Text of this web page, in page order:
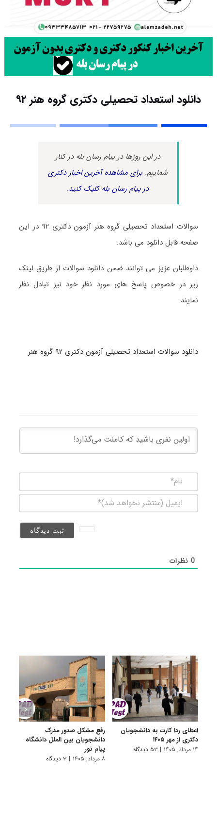
دانلود استعداد تحصیلی دکتری گروه هنر ۹۲
در این روزها در پیام رسان بله در کنار
شماییم.برای مشاهده آخرین اخبار دکتری
در پیام رسان بله کلیک کنید.
سوالات استعداد تحصیلی گروه هنر آزمون دکتری ۹۲ در این
صفحه قابل دانلود می باشد.
داوطلبان عزیز می توانند ضمن دانلود سوالات از طریق لینک
زیر در خصوص پاسخ های مورد نظر خود نیز تبادل نظر
نمایند.
دانلود سوالات استعداد تحصیلی آزمون دکتری ۹۲ گروه هنر
(منتشر
0نظرات
اعطای ردا کارت به دانشجویان
دکتری از مهر ۱۴۰۵
۱۴ مرداد, ۱۴۰۵ | ۵۳ دیدگاه
رفع مشکل صدور مدرک
دانشجویان بین الملل دانشگاه
پیام نور
۸ مرداد, ۱۴۰۵ | ۳ دیدگاه